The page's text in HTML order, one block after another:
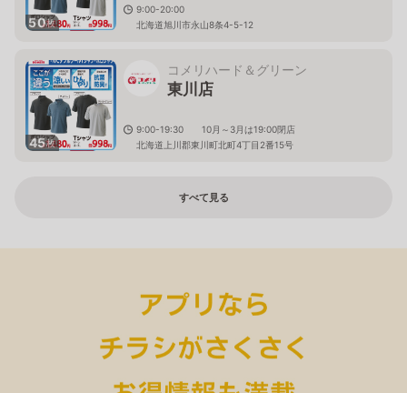
50枚
9:00-20:00
北海道旭川市永山8条4-5-12
45枚
コメリハード＆グリーン
東川店
9:00-19:30 10月～3月は19:00閉店
北海道上川郡東川町北町4丁目2番15号
すべて見る